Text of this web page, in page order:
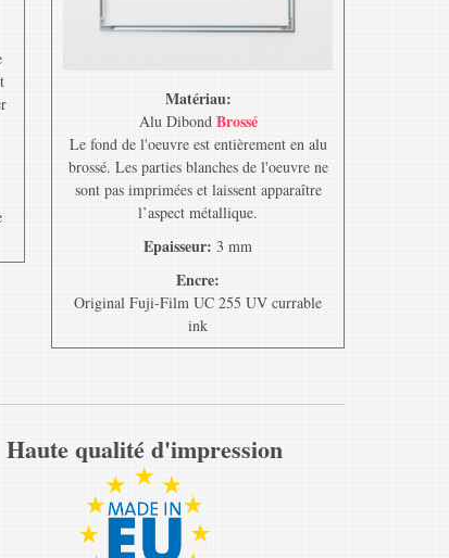
Matériau:
Alu Dibond Brossé
Le fond de l'oeuvre est entièrement en alu
brossé. Les parties blanches de l'oeuvre ne
sont pas imprimées et laissent apparaître
l’aspect métallique.
Epaisseur: 3 mm
Encre:
Original Fuji-Film UC 255 UV currable
ink
Haute qualité d'impression